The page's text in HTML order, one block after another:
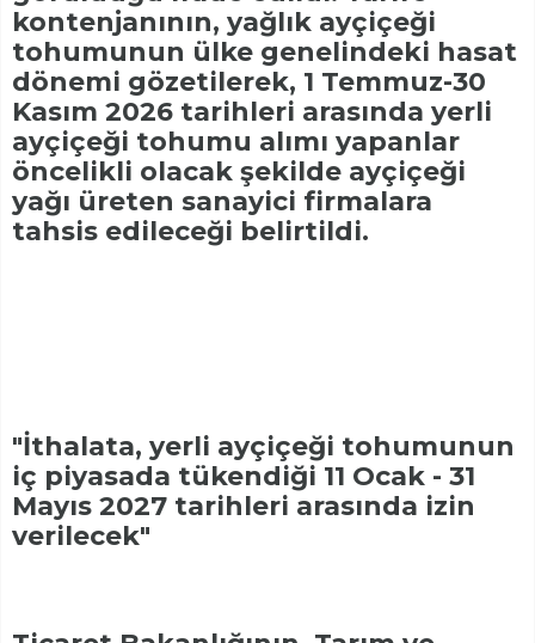
kontenjanının, yağlık ayçiçeği
tohumunun ülke genelindeki hasat
dönemi gözetilerek, 1 Temmuz-30
Kasım 2026 tarihleri arasında yerli
ayçiçeği tohumu alımı yapanlar
öncelikli olacak şekilde ayçiçeği
yağı üreten sanayici firmalara
tahsis edileceği belirtildi.
"İthalata, yerli ayçiçeği tohumunun
iç piyasada tükendiği 11 Ocak - 31
Mayıs 2027 tarihleri arasında izin
verilecek"